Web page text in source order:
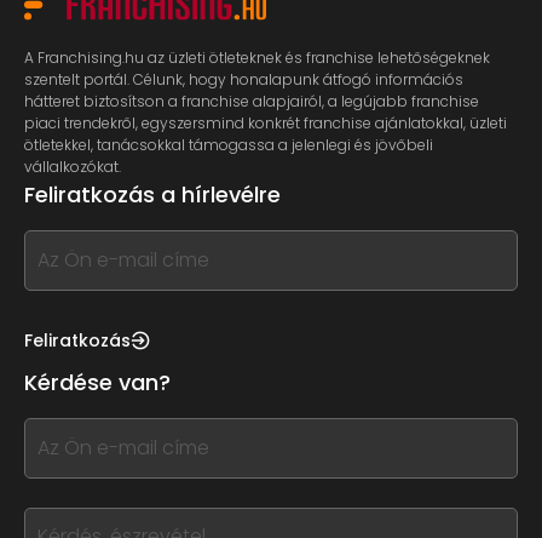
A Franchising.hu az üzleti ötleteknek és franchise lehetőségeknek
szentelt portál. Célunk, hogy honalapunk átfogó információs
hátteret biztosítson a franchise alapjairól, a legújabb franchise
piaci trendekről, egyszersmind konkrét franchise ajánlatokkal, üzleti
ötletekkel, tanácsokkal támogassa a jelenlegi és jövőbeli
vállalkozókat.
Feliratkozás a hírlevélre
If
you
this,
this
form
field
blank
Feliratkozás
Kérdése van?
If
you
this,